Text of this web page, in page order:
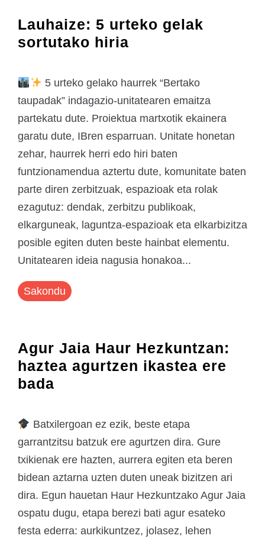
Lauhaize: 5 urteko gelak
sortutako hiria
5 urteko gelako haurrek “Bertako
taupadak” indagazio-unitatearen emaitza
partekatu dute. Proiektua martxotik ekainera
garatu dute, IBren esparruan. Unitate honetan
zehar, haurrek herri edo hiri baten
funtzionamendua aztertu dute, komunitate baten
parte diren zerbitzuak, espazioak eta rolak
ezagutuz: dendak, zerbitzu publikoak,
elkarguneak, laguntza-espazioak eta elkarbizitza
posible egiten duten beste hainbat elementu.
Unitatearen ideia nagusia honakoa...
Sakondu
Agur Jaia Haur Hezkuntzan:
haztea agurtzen ikastea ere
bada
Batxilergoan ez ezik, beste etapa
garrantzitsu batzuk ere agurtzen dira. Gure
txikienak ere hazten, aurrera egiten eta beren
bidean aztarna uzten duten uneak bizitzen ari
dira. Egun hauetan Haur Hezkuntzako Agur Jaia
ospatu dugu, etapa berezi bati agur esateko
festa ederra: aurkikuntzez, jolasez, lehen